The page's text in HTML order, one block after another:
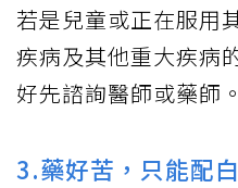
若是兒童或正在服用
疾病及其他重大疾病
好先諮詢醫師或藥師。
3.藥好苦，只能配